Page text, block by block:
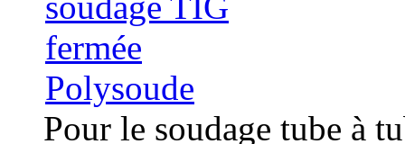
Pour le soudage tube à